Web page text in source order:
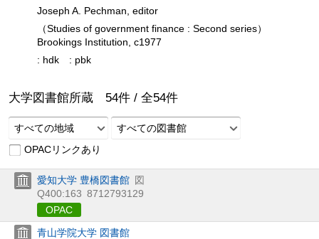
Joseph A. Pechman, editor
（Studies of government finance : Second series）
Brookings Institution, c1977
: hdk
: pbk
大学図書館所蔵 54件 / 全54件
すべての地域
すべての図書館
OPACリンクあり
愛知大学 豊橋図書館 図
Q400:163 8712793129
OPAC
青山学院大学 図書館